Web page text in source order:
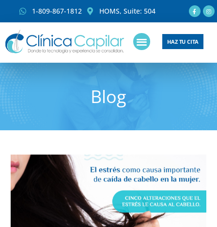
1-809-867-1812 HOMS, Suite: 504
HAZ TU CITA
Blog